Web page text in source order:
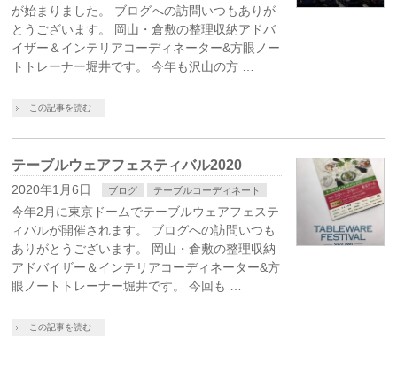
が始まりました。 ブログへの訪問いつもありが
とうございます。 岡山・倉敷の整理収納アドバ
イザー＆インテリアコーディネーター&方眼ノー
トトレーナー堀井です。 今年も沢山の方 …
この記事を読む
テーブルウェアフェスティバル2020
2020年1月6日 ブログ テーブルコーディネート
今年2月に東京ドームでテーブルウェアフェステ
ィバルが開催されます。 ブログへの訪問いつも
ありがとうございます。 岡山・倉敷の整理収納
アドバイザー＆インテリアコーディネーター&方
眼ノートトレーナー堀井です。 今回も …
この記事を読む